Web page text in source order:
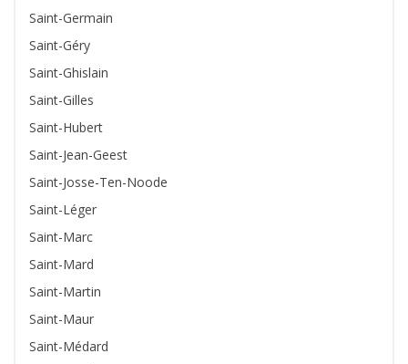
Saint-Germain
Saint-Géry
Saint-Ghislain
Saint-Gilles
Saint-Hubert
Saint-Jean-Geest
Saint-Josse-Ten-Noode
Saint-Léger
Saint-Marc
Saint-Mard
Saint-Martin
Saint-Maur
Saint-Médard